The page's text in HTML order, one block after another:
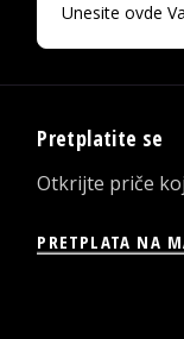
Pretplatite se
Otkrijte priče
PRETPLATA NA